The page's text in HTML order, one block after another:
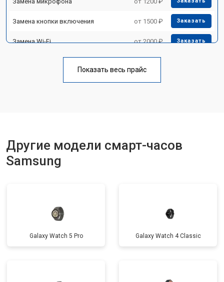
Замена кнопки включения от 1500 ₽ Заказать
Замена Wi-Fi от 2000 ₽ Заказать
Показать весь прайс
Другие модели смарт-часов
Samsung
Galaxy Watch 5 Pro Galaxy Watch 4 Classic